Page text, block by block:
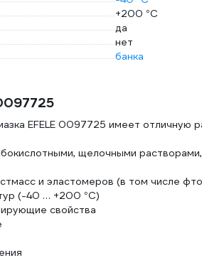
+200 °С
да
нет
банка
EFELE 0097725 имеет отличную
щелочными
и эластомеров (в том числе
(-40 … +200 °С)
свойства